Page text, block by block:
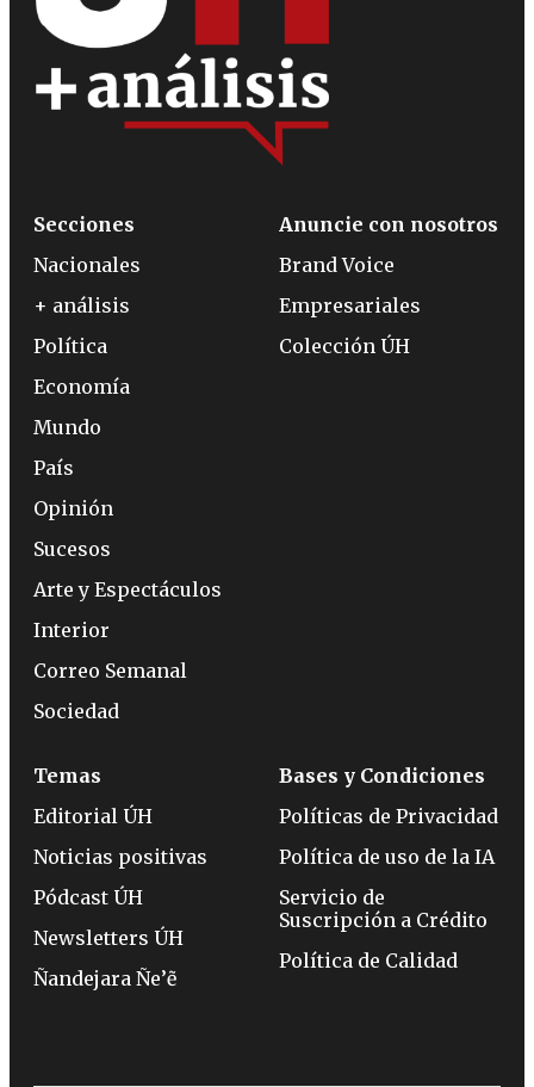
Secciones
Nacionales
+ análisis
Política
Economía
Mundo
País
Opinión
Sucesos
Arte y Espectáculos
Interior
Correo Semanal
Sociedad
Anuncie con nosotros
Brand Voice
Empresariales
Colección ÚH
Temas
Editorial ÚH
Noticias positivas
Pódcast ÚH
Newsletters ÚH
Ñandejara Ñe’ẽ
Bases y Condiciones
Políticas de Privacidad
Política de uso de la IA
Servicio de
Suscripción a Crédito
Política de Calidad